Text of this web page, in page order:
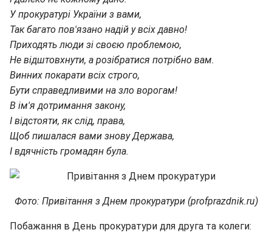
У прокуратурі України з вами,
Так багато пов'язано надій у всіх давно!
Приходять люди зі своєю проблемою,
Не відштовхнути, а розібратися потрібно вам.
Винних покарати всіх строго,
Бути справедливими на зло ворогам!
В ім'я дотримання закону,
І відстояти, як слід, права,
Щоб пишалася вами знову Держава,
І вдячність громадян була.
Фото: Привітання з Днем прокуратури (profprazdnik.ru)
Побажання в День прокуратури для друга та колеги: